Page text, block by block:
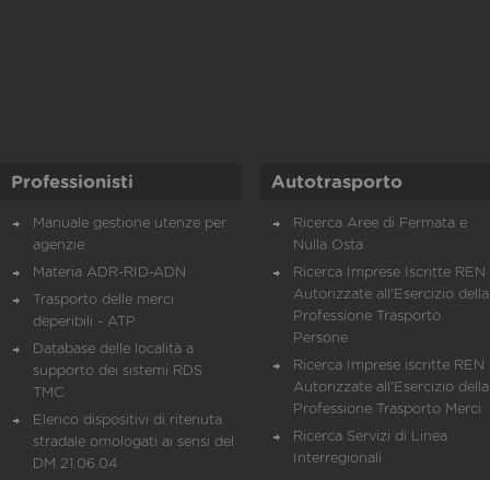
Professionisti
Manuale gestione utenze per
agenzie
Materia ADR-RID-ADN
Trasporto delle merci
deperibili - ATP
Database delle località a
supporto dei sistemi RDS
TMC
Elenco dispositivi di ritenuta
stradale omologati ai sensi del
DM 21.06.04
Autotrasporto
Ricerca Aree di Fermata e
Nulla Osta
Ricerca Imprese Iscritte REN
Autorizzate all'Esercizio della
Professione Trasporto
Persone
Ricerca Imprese iscritte REN
Autorizzate all'Esercizio della
Professione Trasporto Merci
Ricerca Servizi di Linea
Interregionali